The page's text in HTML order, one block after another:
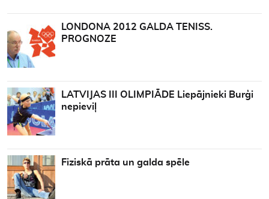
LONDONA 2012 GALDA TENISS.
PROGNOZE
LATVIJAS III OLIMPIĀDE Liepājnieki Burģi
nepieviļ
Fiziskā prāta un galda spēle